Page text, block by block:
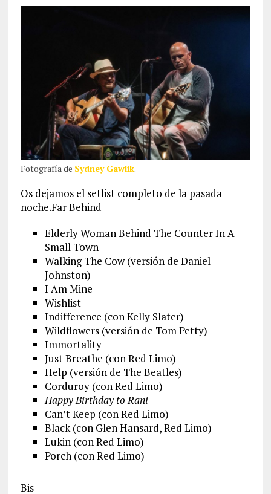
Fotografía de Sydney Gawlik.
Os dejamos el setlist completo de la pasada
noche.Far Behind
Elderly Woman Behind The Counter In A
Small Town
Walking The Cow (versión de Daniel
Johnston)
I Am Mine
Wishlist
Indifference (con Kelly Slater)
Wildflowers (versión de Tom Petty)
Immortality
Just Breathe (con Red Limo)
Help (versión de The Beatles)
Corduroy (con Red Limo)
Happy Birthday to Rani
Can’t Keep (con Red Limo)
Black (con Glen Hansard, Red Limo)
Lukin (con Red Limo)
Porch (con Red Limo)
Bis